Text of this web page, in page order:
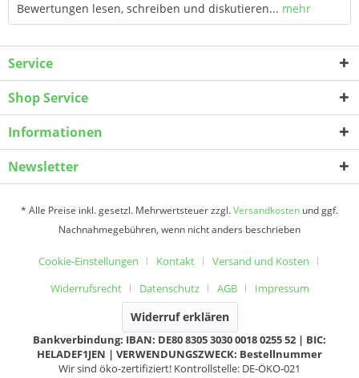
Bewertungen lesen, schreiben und diskutieren... mehr
Service
Shop Service
Informationen
Newsletter
* Alle Preise inkl. gesetzl. Mehrwertsteuer zzgl.Versandkosten und ggf.
Nachnahmegebühren, wenn nicht anders beschrieben
Cookie-Einstellungen Kontakt
Versand und Kosten
Widerrufsrecht
Datenschutz AGB Impressum
Widerruf erklären
Bankverbindung: IBAN: DE80 8305 3030 0018 0255 52 | BIC:
HELADEF1JEN | VERWENDUNGSZWECK: Bestellnummer
Wir sind öko-zertifiziert! Kontrollstelle: DE-ÖKO-021